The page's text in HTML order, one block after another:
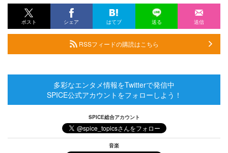
ポスト シェア はてブ 送る 送信
RSSフィードの購読はこちら
多彩なエンタメ情報をTwitterで発信中
SPICE公式アカウントをフォローしよう！
SPICE総合アカウント
音楽